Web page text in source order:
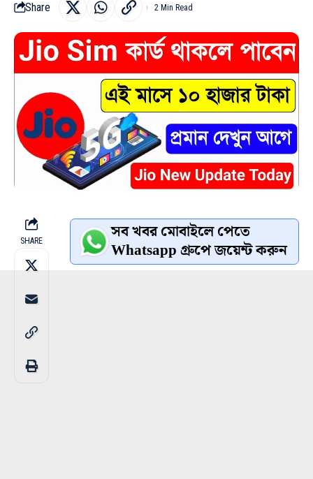
Share 2 Min Read
SHARE সব খবর মোবাইলে পেতে
Whatsapp গ্রুপে জয়েন্ট করুন